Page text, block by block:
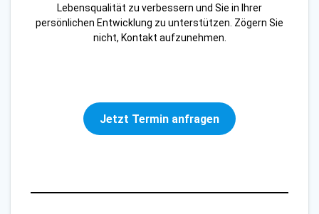
Lebensqualität zu verbessern und Sie in Ihrer
persönlichen Entwicklung zu unterstützen. Zögern Sie
nicht, Kontakt aufzunehmen.
Jetzt Termin anfragen